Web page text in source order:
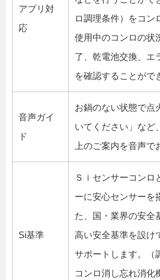
アプリ対
応
ロ調理条件）をコン
使用中のコンロの状
了、乾電池交換、エ
を確認することがで
音声ガイ
ド
お鍋のない状態で点
いてください」など
上のご案内を音声で
Si基準
Ｓｉセンサーコンロ
ーに安心センサーを
た、国・業界の安全
高い安全基準を設け
サポートします。（
コンロ消し忘れ消化